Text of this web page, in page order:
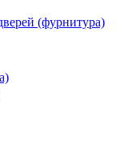
(фурнитура)